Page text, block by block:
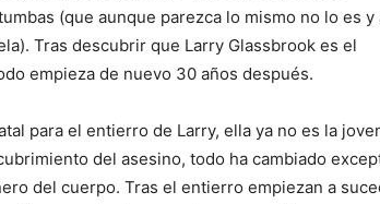
(que aunque parezca lo mismo no lo es y
Tras descubrir que Larry Glassbrook es el
empieza de nuevo 30 años después.
para el entierro de Larry, ella ya no es la
del asesino, todo ha cambiado
del cuerpo. Tras el entierro empiezan a